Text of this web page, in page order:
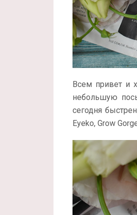
Всем привет и
небольшую
сегодня
Eyeko, Grow